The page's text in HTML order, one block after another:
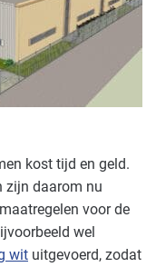
kost tijd en geld.
zijn daarom nu
voor de
wel
wit uitgevoerd, zodat